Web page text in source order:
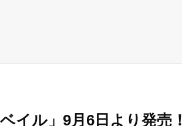
イル」9月6日より発売！